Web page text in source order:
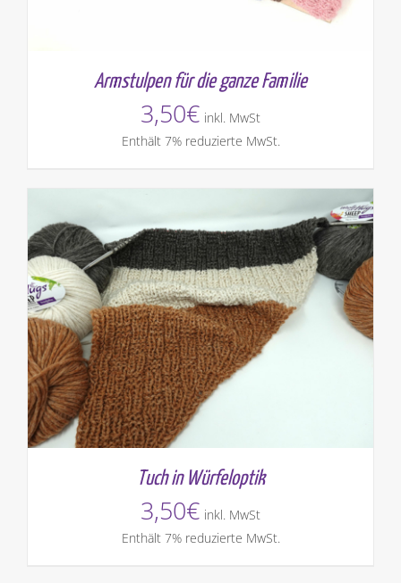
Armstulpen für die ganze Familie
3,50€ inkl. MwSt
Enthält 7% reduzierte MwSt.
Tuch in Würfeloptik
3,50€ inkl. MwSt
Enthält 7% reduzierte MwSt.